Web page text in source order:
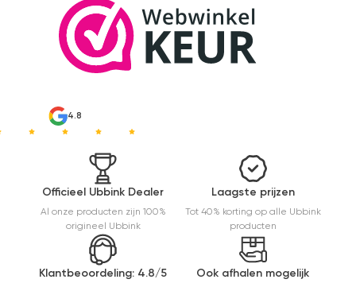
geweest)
en hij rolt
veel
mooier uit
4.8
Officieel Ubbink Dealer
Al onze producten zijn 100%
origineel Ubbink
Laagste prijzen
Tot 40% korting op alle Ubbink
producten
Klantbeoordeling: 4.8/5 Ook afhalen mogelijk